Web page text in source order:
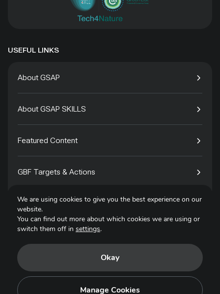
USEFUL LINKS
About GSAP
About GSAP SKILLS
Featured Content
GBF Targets & Actions
Tech4Species
Privacy Policy
We are using cookies to give you the best experience on our
website.
You can find out more about which cookies we are using or
switch them off in settings.
Okay
Manage Cookies